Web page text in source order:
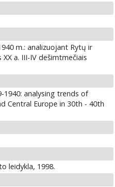
m.: analizuojant Rytų ir
a. III-IV dešimtmečiais
1940: analysing trends of
Central Europe in 30th - 40th
leidykla, 1998.